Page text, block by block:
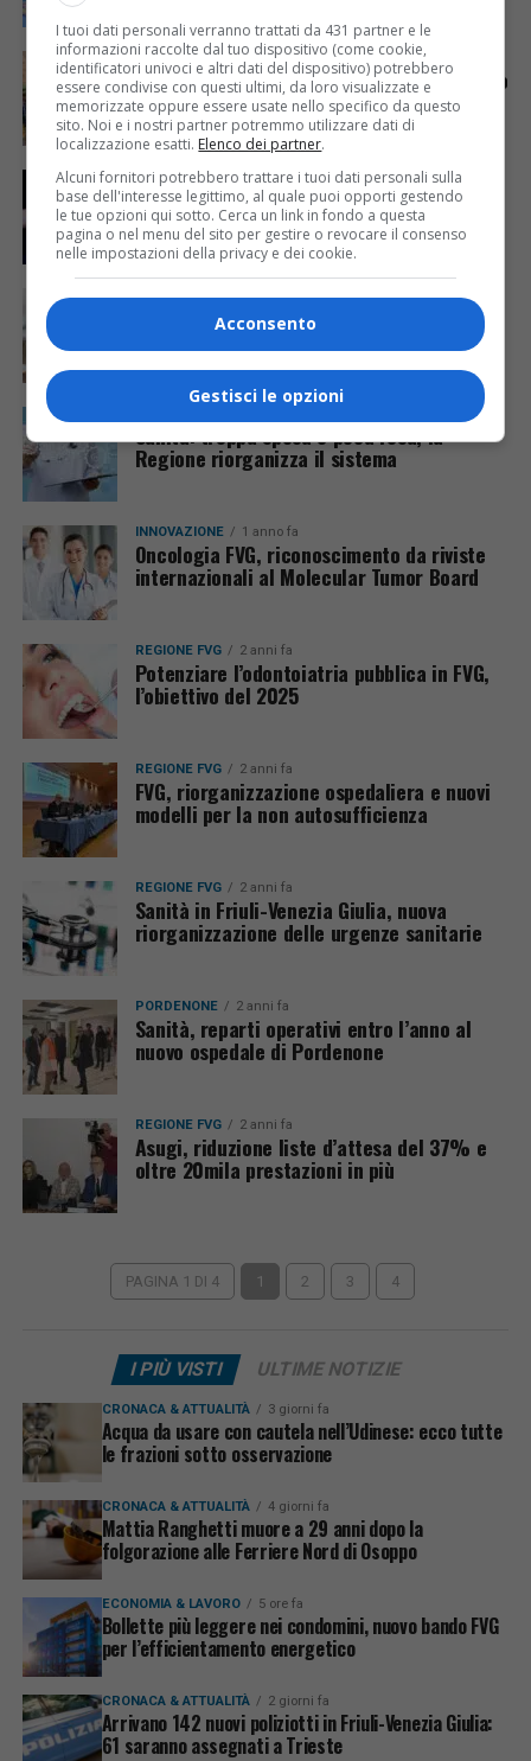
REGIONE FVG 1 anno fa
Telemedicina in Casa di riposo, Spilimbergo
apripista della sanità digitale
CRONACA & ATTUALITÀ 1 anno fa
Firmato l’accordo Regione-Vescovi per
l’assistenza spirituale nelle strutture
sanitarie
GORIZIA 1 anno fa
Gorizia, inaugurato l’ambulatorio di cure
Sanità: troppa spesa e poca resa, la
Regione riorganizza il sistema
INNOVAZIONE 1 anno fa
Oncologia FVG, riconoscimento da riviste
internazionali al Molecular Tumor Board
REGIONE FVG 2 anni fa
Potenziare l’odontoiatria pubblica in FVG,
l’obiettivo del 2025
REGIONE FVG 2 anni fa
FVG, riorganizzazione ospedaliera e nuovi
modelli per la non autosufficienza
REGIONE FVG 2 anni fa
Sanità in Friuli-Venezia Giulia, nuova
riorganizzazione delle urgenze sanitarie
PORDENONE 2 anni fa
Sanità, reparti operativi entro l’anno al
nuovo ospedale di Pordenone
REGIONE FVG 2 anni fa
Asugi, riduzione liste d’attesa del 37% e
oltre 20mila prestazioni in più
PAGINA 1 DI 4 1 2 3 4
I PIÙ VISTI ULTIME NOTIZIE
CRONACA & ATTUALITÀ 3 giorni fa
Acqua da usare con cautela nell’Udinese: ecco tutte
le frazioni sotto osservazione
CRONACA & ATTUALITÀ 4 giorni fa
Mattia Ranghetti muore a 29 anni dopo la
folgorazione alle Ferriere Nord di Osoppo
ECONOMIA & LAVORO 5 ore fa
Bollette più leggere nei condomini, nuovo bando FVG
per l’efficientamento energetico
CRONACA & ATTUALITÀ 2 giorni fa
Arrivano 142 nuovi poliziotti in Friuli-Venezia Giulia:
61 saranno assegnati a Trieste
I tuoi dati personali verranno trattati da 431 partner e le
informazioni raccolte dal tuo dispositivo (come cookie,
identificatori univoci e altri dati del dispositivo) potrebbero
essere condivise con questi ultimi, da loro visualizzate e
memorizzate oppure essere usate nello specifico da questo
sito. Noi e i nostri partner potremmo utilizzare dati di
localizzazione esatti. Elenco dei partner.
Alcuni fornitori potrebbero trattare i tuoi dati personali sulla
base dell'interesse legittimo, al quale puoi opporti gestendo
le tue opzioni qui sotto. Cerca un link in fondo a questa
pagina o nel menu del sito per gestire o revocare il consenso
nelle impostazioni della privacy e dei cookie.
Acconsento
Gestisci le opzioni